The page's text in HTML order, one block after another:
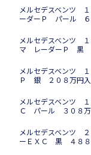
メルセデスベンツ
ーダーＰ パール ６
メルセデスベンツ
マ レーダーＰ 黒
メルセデスベンツ
Ｐ 銀 ２０８万円入
メルセデスベンツ
Ｃ パール ３０８万
メルセデスベンツ
ーＥＸＣ 黒 ４８８